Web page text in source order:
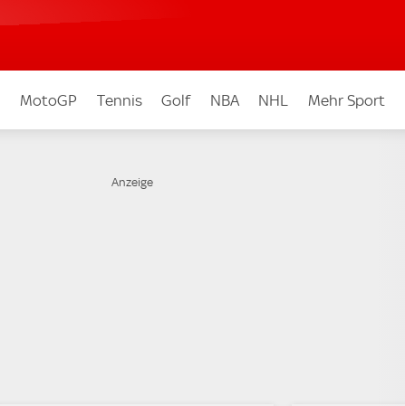
MotoGP Tennis Golf NBA NHL Mehr Sport